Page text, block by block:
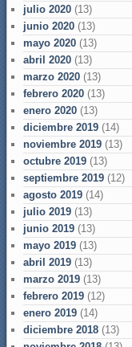
julio 2020 (13)
junio 2020 (13)
mayo 2020 (13)
abril 2020 (13)
marzo 2020 (13)
febrero 2020 (13)
enero 2020 (13)
diciembre 2019 (14)
noviembre 2019 (13)
octubre 2019 (13)
septiembre 2019 (12)
agosto 2019 (14)
julio 2019 (13)
junio 2019 (13)
mayo 2019 (13)
abril 2019 (13)
marzo 2019 (13)
febrero 2019 (12)
enero 2019 (14)
diciembre 2018 (13)